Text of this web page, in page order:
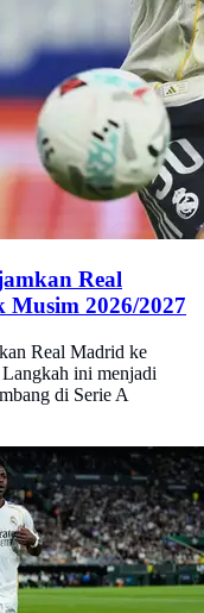
Real
2026/2027
Real Madrid ke
ini menjadi
di Serie A